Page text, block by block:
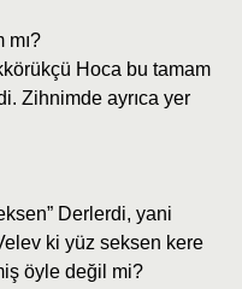
mı?
Hoca bu tamam
Zihnimde ayrıca yer
Derlerdi, yani
ki yüz seksen kere
öyle değil mi?